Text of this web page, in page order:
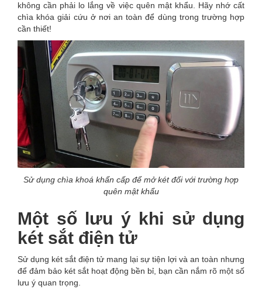
không cần phải lo lắng về việc quên mật khẩu. Hãy nhớ cất
chìa khóa giải cứu ở nơi an toàn để dùng trong trường hợp
cần thiết!
Sử dụng chìa khoá khẩn cấp để mở két đối với trường hợp
quên mật khẩu
Một số lưu ý khi sử dụng
két sắt điện tử
Sử dụng két sắt điện tử mang lại sự tiện lợi và an toàn nhưng
để đảm bảo két sắt hoạt động bền bỉ, bạn cần nắm rõ một số
lưu ý quan trọng.